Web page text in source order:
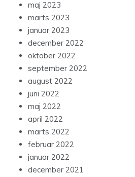
maj 2023
marts 2023
januar 2023
december 2022
oktober 2022
september 2022
august 2022
juni 2022
maj 2022
april 2022
marts 2022
februar 2022
januar 2022
december 2021